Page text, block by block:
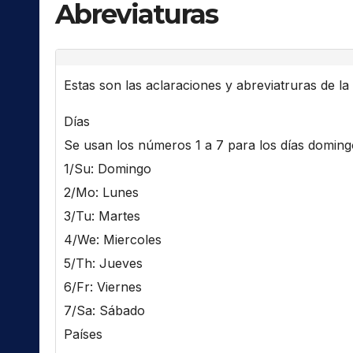
Abreviaturas
Estas son las aclaraciones y abreviatruras de la
Días
Se usan los números 1 a 7 para los días
1/Su: Domingo
2/Mo: Lunes
3/Tu: Martes
4/We: Miercoles
5/Th: Jueves
6/Fr: Viernes
7/Sa: Sábado
Países